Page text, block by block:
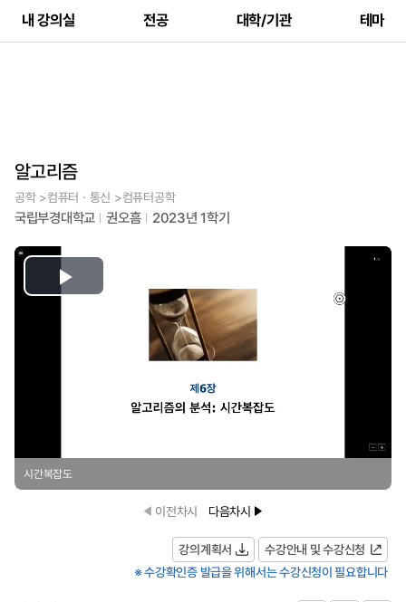
내 강의실 전공 대학/기관 테마
알고리즘
공학 >컴퓨터ㆍ통신 >컴퓨터공학
국립부경대학교 권오흠 2023년 1학기
Play
시간복잡도
이전차시 다음차시
강의계획서
수강안내 및 수강신청
※ 수강확인증 발급을 위해서는 수강신청이 필요합니다